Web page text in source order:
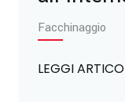
Facchinaggio
LEGGI